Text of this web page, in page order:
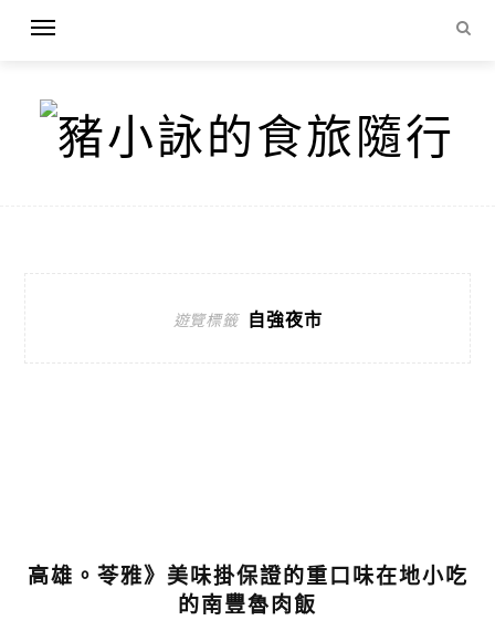
遊覽標籤 自強夜市
高雄。苓雅》美味掛保證的重口味在地小吃
的南豐魯肉飯